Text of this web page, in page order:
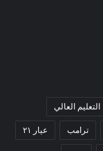
التعليم العالي
ترامب عيار ٢١